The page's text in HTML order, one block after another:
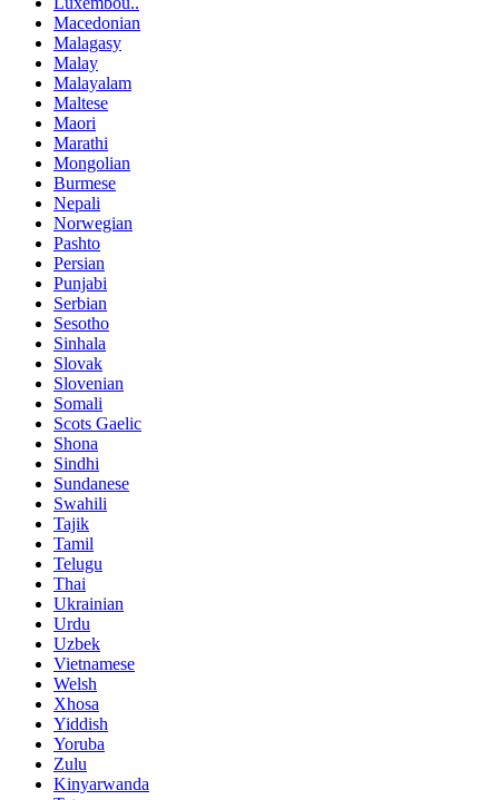
Macedonian
Malagasy
Malay
Malayalam
Maltese
Maori
Marathi
Mongolian
Burmese
Nepali
Norwegian
Pashto
Persian
Punjabi
Serbian
Sesotho
Sinhala
Slovak
Slovenian
Somali
Scots Gaelic
Shona
Sindhi
Sundanese
Swahili
Tajik
Tamil
Telugu
Thai
Ukrainian
Urdu
Uzbek
Vietnamese
Welsh
Xhosa
Yiddish
Yoruba
Zulu
Kinyarwanda